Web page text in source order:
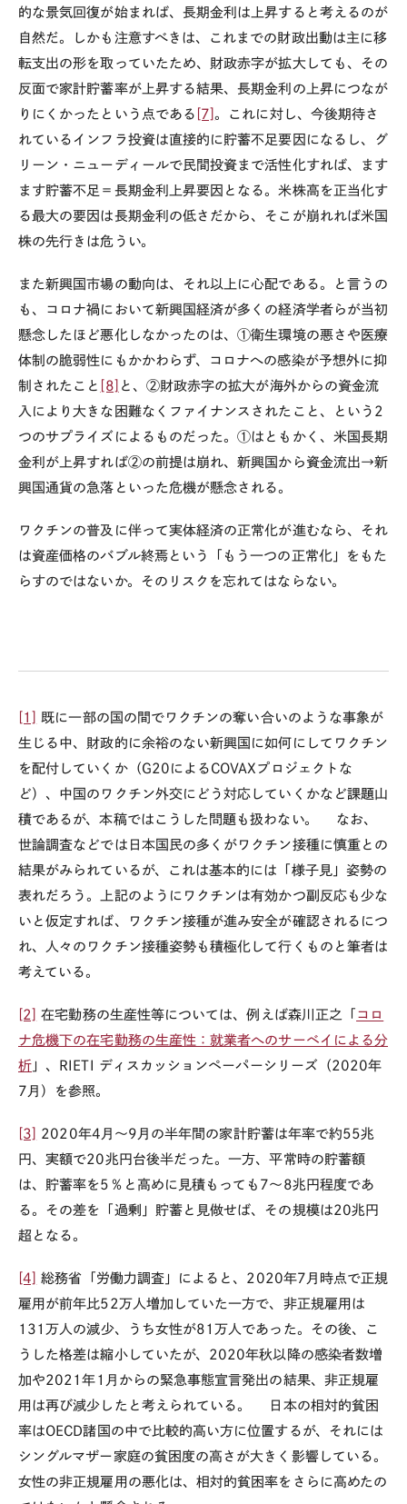
的な景気回復が始まれば、長期金利は上昇すると考えるのが
自然だ。しかも注意すべきは、これまでの財政出動は主に移
転支出の形を取っていたため、財政赤字が拡大しても、その
反面で家計貯蓄率が上昇する結果、長期金利の上昇につなが
りにくかったという点である [7]。これに対し、今後期待さ
れているインフラ投資は直接的に貯蓄不足要因になるし、グ
リーン・ニューディールで民間投資まで活性化すれば、ます
ます貯蓄不足＝長期金利上昇要因となる。米株高を正当化す
る最大の要因は長期金利の低さだから、そこが崩れれば米国
株の先行きは危うい。
また新興国市場の動向は、それ以上に心配である。と言うの
も、コロナ禍において新興国経済が多くの経済学者らが当初
懸念したほど悪化しなかったのは、①衛生環境の悪さや医療
体制の脆弱性にもかかわらず、コロナへの感染が予想外に抑
制されたこと
[8] と、②財政赤字の拡大が海外からの資金流
入により大きな困難なくファイナンスされたこと、という2
つのサプライズによるものだった。①はともかく、米国長期
金利が上昇すれば②の前提は崩れ、新興国から資金流出→新
興国通貨の急落といった危機が懸念される。
ワクチンの普及に伴って実体経済の正常化が進むなら、それ
は資産価格のバブル終焉という「もう一つの正常化」をもた
らすのではないか。そのリスクを忘れてはならない。
[1]
既に一部の国の間でワクチンの奪い合いのような事象が
生じる中、財政的に余裕のない新興国に如何にしてワクチン
を配付していくか（G20によるCOVAXプロジェクトな
ど）、中国のワクチン外交にどう対応していくかなど課題山
積であるが、本稿ではこうした問題も扱わない。 なお、
世論調査などでは日本国民の多くがワクチン接種に慎重との
結果がみられているが、これは基本的には「様子見」姿勢の
表れだろう。上記のようにワクチンは有効かつ副反応も少な
いと仮定すれば、ワクチン接種が進み安全が確認されるにつ
れ、人々のワクチン接種姿勢も積極化して行くものと筆者は
考えている。
[2] 在宅勤務の生産性等については、例えば森川正之「 コロ
ナ危機下の在宅勤務の生産性：就業者へのサーベイによる分
析 」、RIETI ディスカッションペーパーシリーズ（2020年
7月）を参照。
[3]
2020年4月～9月の半年間の家計貯蓄は年率で約55兆
円、実額で20兆円台後半だった。一方、平常時の貯蓄額
は、貯蓄率を5％と高めに見積もっても7～8兆円程度であ
る。その差を「過剰」貯蓄と見做せば、その規模は20兆円
超となる。
[4] 総務省「労働力調査」によると、2020年7月時点で正規
雇用が前年比52万人増加していた一方で、非正規雇用は
131万人の減少、うち女性が81万人であった。その後、こ
うした格差は縮小していたが、2020年秋以降の感染者数増
加や2021年1月からの緊急事態宣言発出の結果、非正規雇
用は再び減少したと考えられている。 日本の相対的貧困
率はOECD諸国の中で比較的高い方に位置するが、それには
シングルマザー家庭の貧困度の高さが大きく影響している。
女性の非正規雇用の悪化は、相対的貧困率をさらに高めたの